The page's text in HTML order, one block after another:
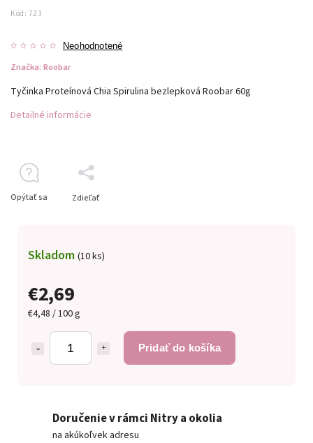
Kód: 723
Neohodnotené
Značka: Roobar
€2,69
€4,48 / 100 g
Pridať do košíka
Skladom (10 ks)
Tyčinka Proteínová Chia Spirulina bezlepková Roobar 60g
Detailné informácie
Opýtať sa Zdieľať
Doručenie v rámci Nitry a okolia
na akúkoľvek adresu